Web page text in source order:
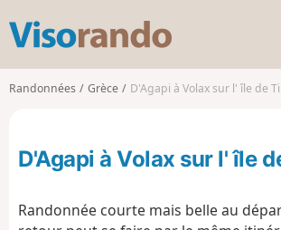
s
o
d
Randonnées Grèce D'Agapi à Volax sur l' île de
D'Agapi à Volax sur l' île
Randonnée courte mais belle au